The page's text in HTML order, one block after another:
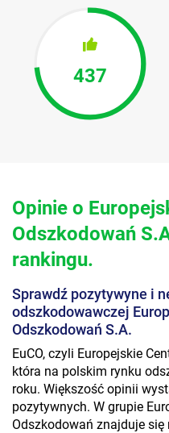
437
Opinie o
Odszkodowań
rankingu.
Sprawdź pozytywyne i
odszkodowawczej
Odszkodowań S.A.
EuCO, czyli Europejskie
która na polskim rynku
roku. Większość opinii
pozytywnych. W grupie
Odszkodowań znajduje